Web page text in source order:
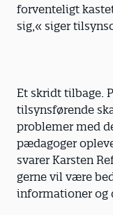
forventeligt
sig,« siger
Et skridt tilbage.
tilsynsførende
problemer med
pædagoger
svarer Karsten
gerne vil være
informationer og